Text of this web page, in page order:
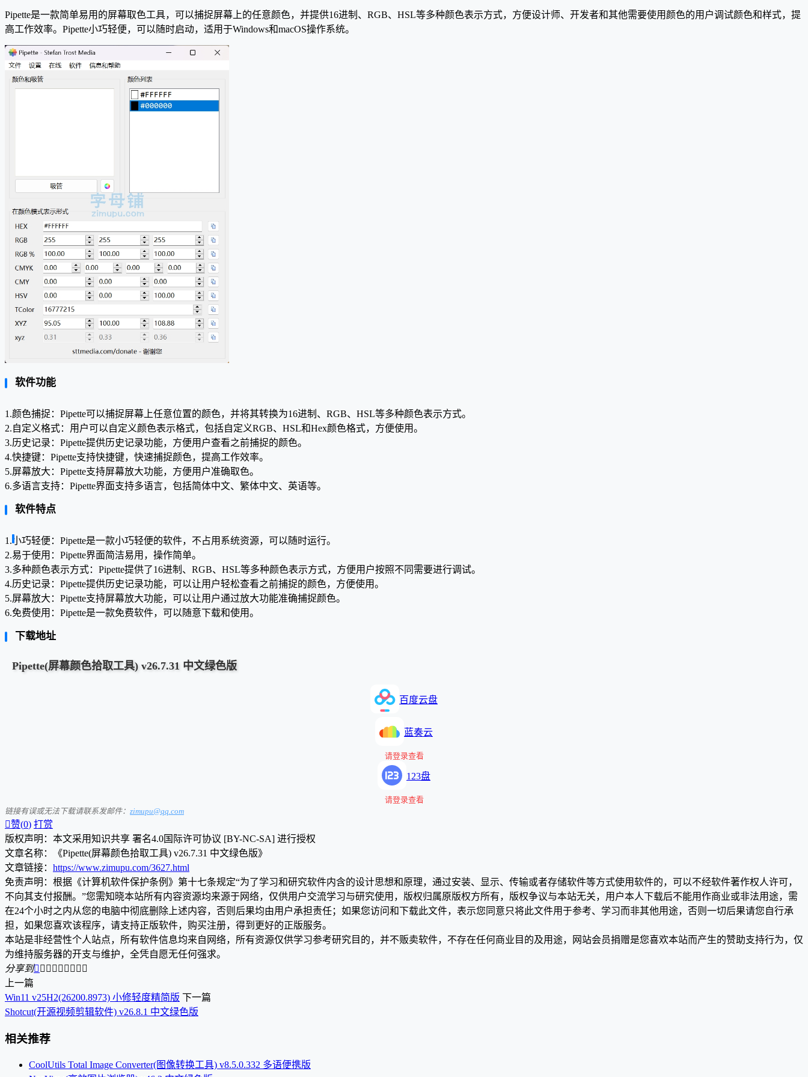
Pipette是一款简单易用的屏幕取色工具，可以捕捉屏幕上的任意颜色，并提供16进制、RGB、HSL等多种颜色表示方式，方便设计师、开发者和其他需要使用颜色的用户调试颜色和样式，提
高工作效率。Pipette小巧轻便，可以随时启动，适用于Windows和macOS操作系统。
软件功能
1.颜色捕捉：Pipette可以捕捉屏幕上任意位置的颜色，并将其转换为16进制、RGB、HSL等多种颜色表示方式。
2.自定义格式：用户可以自定义颜色表示格式，包括自定义RGB、HSL和Hex颜色格式，方便使用。
3.历史记录：Pipette提供历史记录功能，方便用户查看之前捕捉的颜色。
4.快捷键：Pipette支持快捷键，快速捕捉颜色，提高工作效率。
5.屏幕放大：Pipette支持屏幕放大功能，方便用户准确取色。
6.多语言支持：Pipette界面支持多语言，包括简体中文、繁体中文、英语等。
软件特点
1.小巧轻便：Pipette是一款小巧轻便的软件，不占用系统资源，可以随时运行。
2.易于使用：Pipette界面简洁易用，操作简单。
3.多种颜色表示方式：Pipette提供了16进制、RGB、HSL等多种颜色表示方式，方便用户按照不同需要进行调试。
4.历史记录：Pipette提供历史记录功能，可以让用户轻松查看之前捕捉的颜色，方便使用。
5.屏幕放大：Pipette支持屏幕放大功能，可以让用户通过放大功能准确捕捉颜色。
6.免费使用：Pipette是一款免费软件，可以随意下载和使用。
下载地址
Pipette(屏幕颜色拾取工具) v26.7.31 中文绿色版
百度云盘
蓝奏云
请登录查看
123盘
请登录查看
链接有误或无法下载请联系发邮件： zimupu@qq.com
赞(0) 打赏
版权声明：本文采用知识共享 署名4.0国际许可协议 [BY-NC-SA] 进行授权
文章名称：《Pipette(屏幕颜色拾取工具) v26.7.31 中文绿色版》
文章链接： https://www.zimupu.com/3627.html
免责声明：根据《计算机软件保护条例》第十七条规定“为了学习和研究软件内含的设计思想和原理，通过安装、显示、传输或者存储软件等方式使用软件的，可以不经软件著作权人许可，
不向其支付报酬。”您需知晓本站所有内容资源均来源于网络，仅供用户交流学习与研究使用，版权归属原版权方所有，版权争议与本站无关，用户本人下载后不能用作商业或非法用途，需
在24个小时之内从您的电脑中彻底删除上述内容，否则后果均由用户承担责任；如果您访问和下载此文件，表示您同意只将此文件用于参考、学习而非其他用途，否则一切后果请您自行承
担，如果您喜欢该程序，请支持正版软件，购买注册，得到更好的正版服务。
本站是非经营性个人站点，所有软件信息均来自网络，所有资源仅供学习参考研究目的，并不贩卖软件，不存在任何商业目的及用途，网站会员捐赠是您喜欢本站而产生的赞助支持行为，仅
为维持服务器的开支与维护，全凭自愿无任何强求。
分享到        
上一篇
Win11 v25H2(26200.8973) 小修轻度精简版 下一篇
Shotcut(开源视频剪辑软件) v26.8.1 中文绿色版
相关推荐
CoolUtils Total Image Converter(图像转换工具) v8.5.0.332 多语便携版